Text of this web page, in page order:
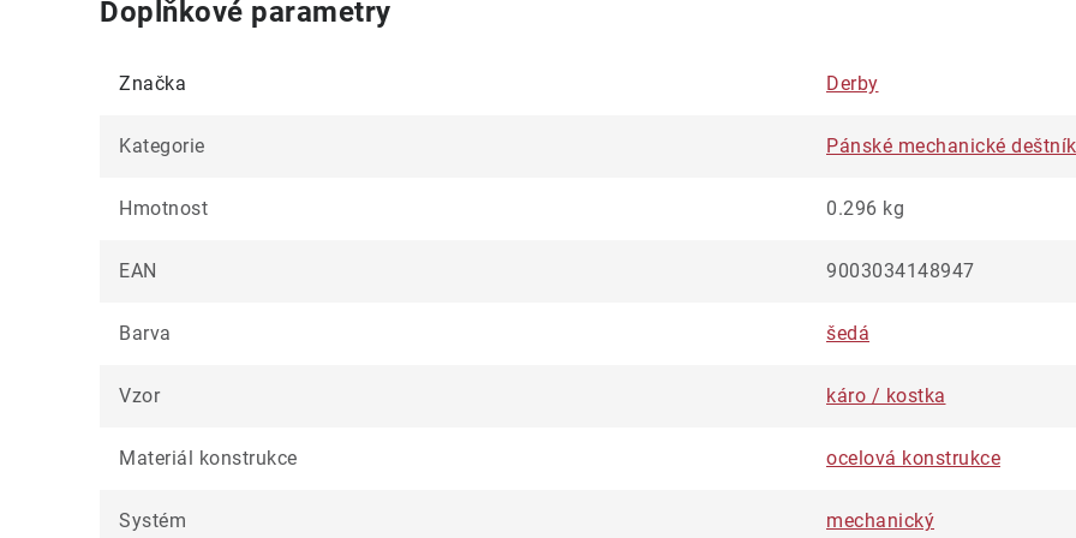
Doplňkové parametry
Značka Derby
Kategorie Pánské mechanické
Hmotnost 0.296 kg
EAN 9003034148947
Barva šedá
Vzor káro / kostka
Materiál konstrukce ocelová konstrukce
Systém mechanický